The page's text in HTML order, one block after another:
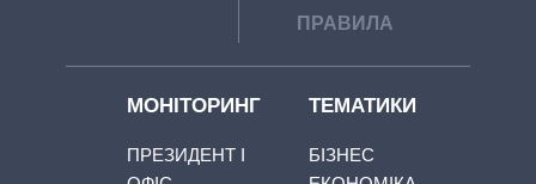
ПРАВИЛА
МОНІТОРИНГ
ПРЕЗИДЕНТ І
ТЕМАТИКИ
БІЗНЕС